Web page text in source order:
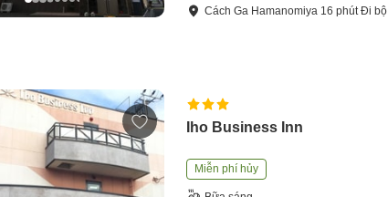
CáchGa Hamanomiya 16 phútĐi bộ
Iho Business Inn
Miễn phí hủy